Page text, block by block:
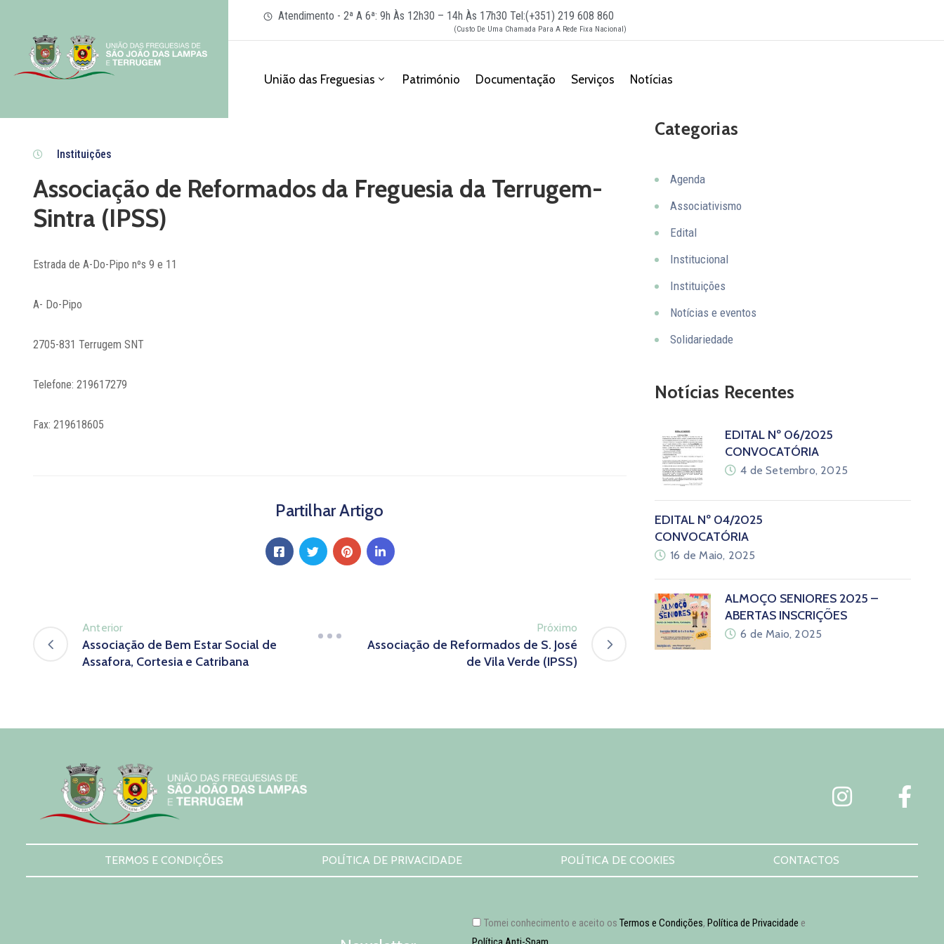
Atendimento - 2ª A 6ª: 9h Às 12h30 – 14h Às 17h30 Tel:(+351) 219 608 860
(Custo De Uma Chamada Para A Rede Fixa Nacional)
União das Freguesias Património Documentação Serviços Notícias
Instituições
Associação de Reformados da Freguesia da Terrugem-
Sintra (IPSS)
Estrada de A-Do-Pipo nºs 9 e 11
A- Do-Pipo
2705-831 Terrugem SNT
Telefone: 219617279
Fax: 219618605
Partilhar Artigo
Anterior
Associação de Bem Estar Social de
Assafora, Cortesia e Catribana
Próximo
Associação de Reformados de S. José
de Vila Verde (IPSS)
Categorias
Agenda
Associativismo
Edital
Institucional
Instituições
Notícias e eventos
Solidariedade
Notícias Recentes
EDITAL Nº 06/2025
CONVOCATÓRIA
4 de Setembro, 2025
EDITAL Nº 04/2025
CONVOCATÓRIA
16 de Maio, 2025
ALMOÇO SENIORES 2025 –
ABERTAS INSCRIÇÕES
6 de Maio, 2025
TERMOS E CONDIÇÕES POLÍTICA DE PRIVACIDADE POLÍTICA DE COOKIES CONTACTOS
Tomei conhecimento e aceito os Termos e Condições, Política de Privacidade e